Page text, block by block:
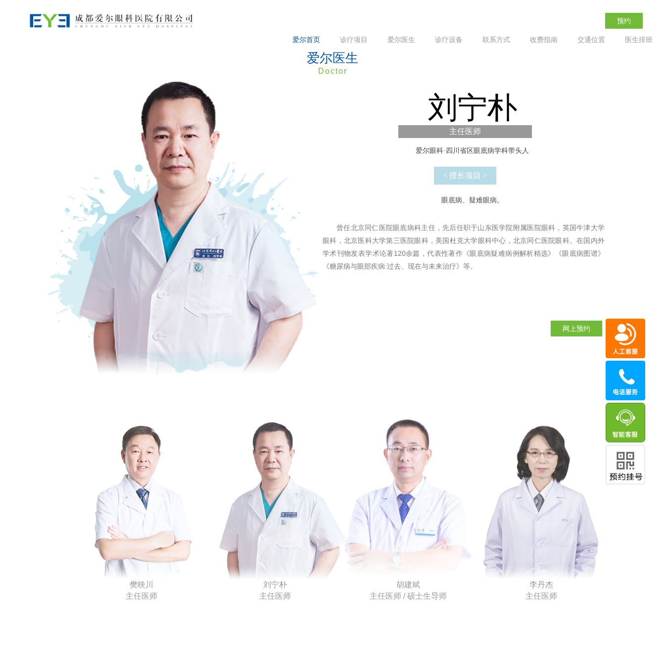
预约
诊疗项目 爱尔医生 诊疗设备 联系方式 收费指南 交通位置 医生排班
爱尔医生
Doctor
刘宁朴
主任医师
爱尔眼科·四川省区眼底病学科带头人
< 擅长项目 >
眼底病、疑难眼病。
曾任北京同仁医院眼底病科主任，先后任职于山东医学院附属医院眼科，英国牛津大学
眼科，北京医科大学第三医院眼科，美国杜克大学眼科中心，北京同仁医院眼科。在国内外
学术刊物发表学术论著120余篇，代表性著作《眼底病疑难病例解析精选》《眼底病图谱》
《糖尿病与眼部疾病:过去、现在与未来治疗》等。
网上预约
樊映川
主任医师
刘宁朴
主任医师
胡建斌
主任医师 / 硕士生导师
李丹杰
主任医师